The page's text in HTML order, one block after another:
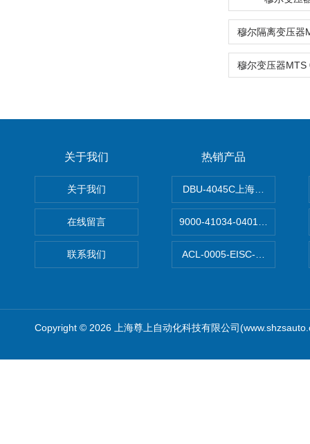
关于我们
关于我们
在线留言
联系我们
热销产品
DBU-4045C上海鹰峰制动单
9000-41034-0401000穆尔
ACL-0005-EISC-E2M8C上海
Copyright © 2026 上海尊上自动化科技有限公司